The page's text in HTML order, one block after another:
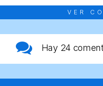
VER
Hay 24